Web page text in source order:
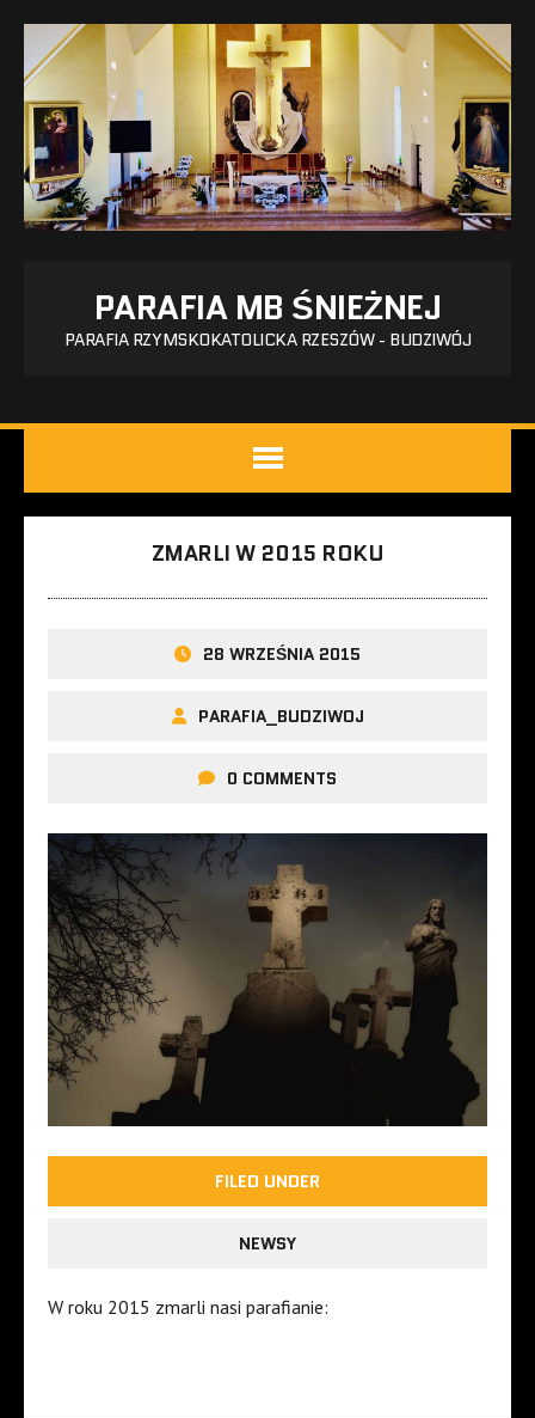
PARAFIA MB ŚNIEŻNEJ
PARAFIA RZYMSKOKATOLICKA RZESZÓW - BUDZIWÓJ
ZMARLI W 2015 ROKU
28 WRZEŚNIA 2015
PARAFIA_BUDZIWOJ
0 COMMENTS
FILED UNDER
NEWSY
W roku 2015 zmarli nasi parafianie: